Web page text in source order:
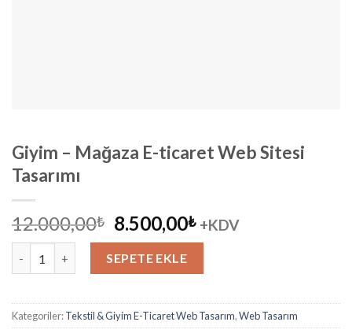
Giyim – Mağaza E-ticaret Web Sitesi
Tasarımı
12.000,00₺ Orijinal
fiyat:
12.000,00₺.
8.500,00₺Şu
andaki
8.500,00₺.
+KDV
SEPETE EKLE
Kategoriler:Tekstil & Giyim E-Ticaret Web Tasarım,Web Tasarım